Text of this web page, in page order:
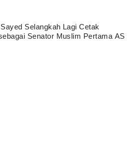
Selangkah Lagi Cetak
Senator Muslim Pertama AS